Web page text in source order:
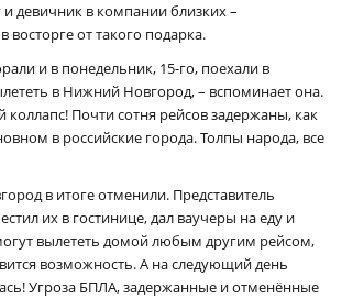
и девичник в компании близких –
восторге от такого подарка.
и в понедельник, 15-го, поехали в
в Нижний Новгород, – вспоминает она.
коллапс! Почти сотня рейсов задержаны, как
в российские города. Толпы народа, все
в итоге отменили. Представитель
их в гостинице, дал ваучеры на еду и
вылететь домой любым другим рейсом,
возможность. А на следующий день
Угроза БПЛА, задержанные и отменённые